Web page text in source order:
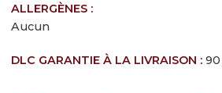
ALLERGÈNES :
Aucun
DLC GARANTIE À LA LIVRAISON :